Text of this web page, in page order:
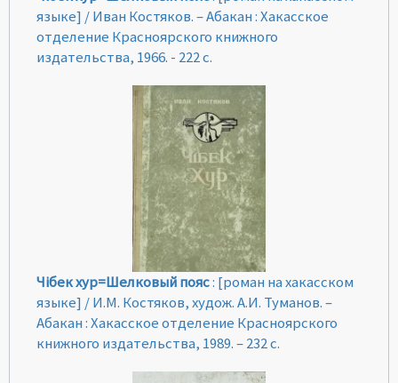
языке] / Иван Костяков. – Абакан : Хакасское
отделение Красноярского книжного
издательства, 1966. - 222 с.
Чiбек хур=Шелковый пояс: [роман на хакасском
языке] / И.М. Костяков, худож. А.И. Туманов. –
Абакан : Хакасское отделение Красноярского
книжного издательства, 1989. – 232 с.